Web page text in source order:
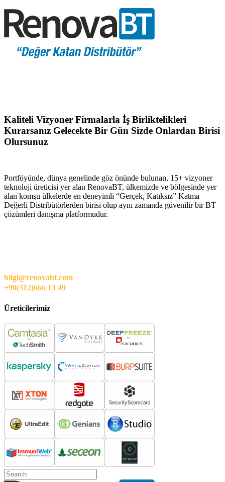
Kaliteli Vizyoner Firmalarla İş Birliktelikleri
Kurarsanız Gelecekte Bir Gün Sizde Onlardan Birisi
Olursunuz
Portföyünde, dünya genelinde göz önünde bulunan, 15+ vizyoner
teknoloji üreticisi yer alan RenovaBT, ülkemizde ve bölgesinde yer
alan komşu ülkelerde en deneyimli “Gerçek, Katıksız” Katma
Değerli Distribütörlerden birisi olup aynı zamanda güvenilir bir BT
çözümleri danışma platformudur.
bilgi@renovabt.com
+90(312)666 13 49
Üreticilerimiz